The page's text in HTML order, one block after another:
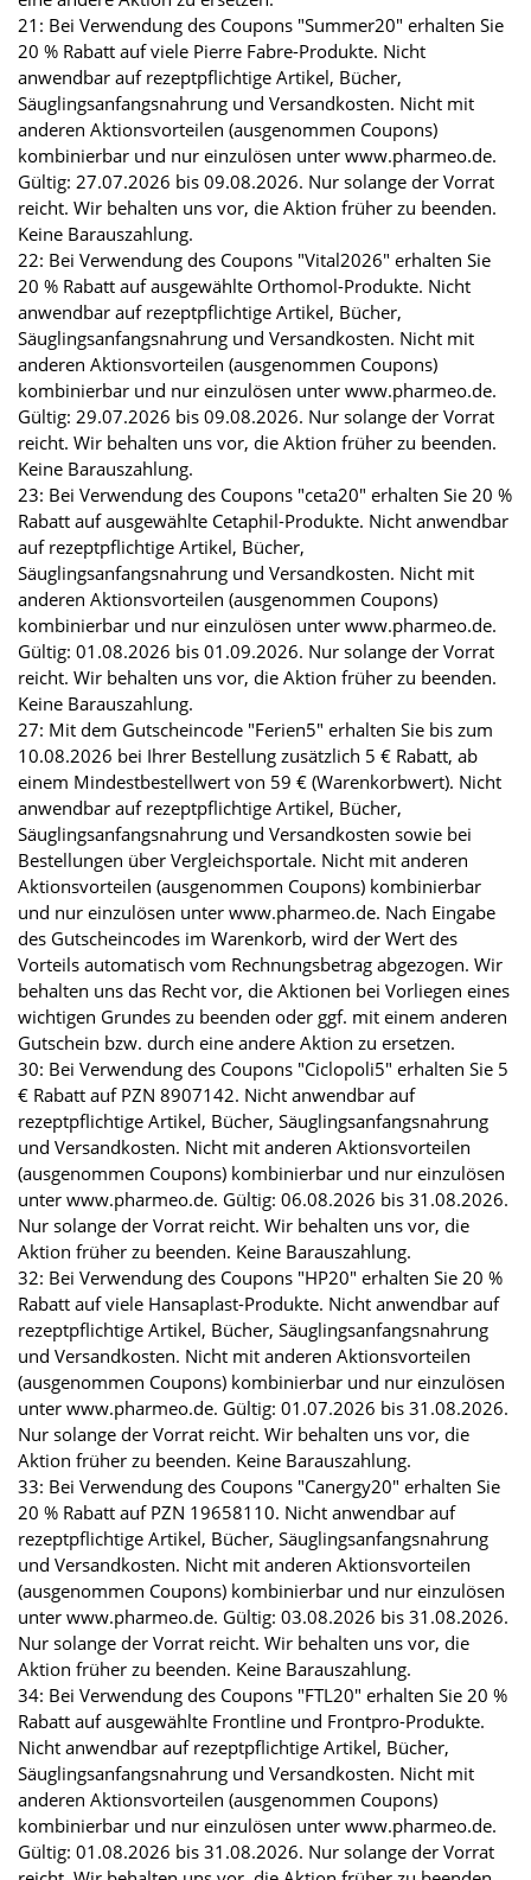
21: Bei Verwendung des Coupons "Summer20" erhalten Sie
20 % Rabatt auf viele Pierre Fabre-Produkte. Nicht
anwendbar auf rezeptpflichtige Artikel, Bücher,
Säuglingsanfangsnahrung und Versandkosten. Nicht mit
anderen Aktionsvorteilen (ausgenommen Coupons)
kombinierbar und nur einzulösen unter www.pharmeo.de.
Gültig: 27.07.2026 bis 09.08.2026. Nur solange der Vorrat
reicht. Wir behalten uns vor, die Aktion früher zu beenden.
Keine Barauszahlung.
22: Bei Verwendung des Coupons "Vital2026" erhalten Sie
20 % Rabatt auf ausgewählte Orthomol-Produkte. Nicht
anwendbar auf rezeptpflichtige Artikel, Bücher,
Säuglingsanfangsnahrung und Versandkosten. Nicht mit
anderen Aktionsvorteilen (ausgenommen Coupons)
kombinierbar und nur einzulösen unter www.pharmeo.de.
Gültig: 29.07.2026 bis 09.08.2026. Nur solange der Vorrat
reicht. Wir behalten uns vor, die Aktion früher zu beenden.
Keine Barauszahlung.
23: Bei Verwendung des Coupons "ceta20" erhalten Sie 20 %
Rabatt auf ausgewählte Cetaphil-Produkte. Nicht anwendbar
auf rezeptpflichtige Artikel, Bücher,
Säuglingsanfangsnahrung und Versandkosten. Nicht mit
anderen Aktionsvorteilen (ausgenommen Coupons)
kombinierbar und nur einzulösen unter www.pharmeo.de.
Gültig: 01.08.2026 bis 01.09.2026. Nur solange der Vorrat
reicht. Wir behalten uns vor, die Aktion früher zu beenden.
Keine Barauszahlung.
27: Mit dem Gutscheincode "Ferien5" erhalten Sie bis zum
10.08.2026 bei Ihrer Bestellung zusätzlich 5 € Rabatt, ab
einem Mindestbestellwert von 59 € (Warenkorbwert). Nicht
anwendbar auf rezeptpflichtige Artikel, Bücher,
Säuglingsanfangsnahrung und Versandkosten sowie bei
Bestellungen über Vergleichsportale. Nicht mit anderen
Aktionsvorteilen (ausgenommen Coupons) kombinierbar
und nur einzulösen unter www.pharmeo.de. Nach Eingabe
des Gutscheincodes im Warenkorb, wird der Wert des
Vorteils automatisch vom Rechnungsbetrag abgezogen. Wir
behalten uns das Recht vor, die Aktionen bei Vorliegen eines
wichtigen Grundes zu beenden oder ggf. mit einem anderen
Gutschein bzw. durch eine andere Aktion zu ersetzen.
30: Bei Verwendung des Coupons "Ciclopoli5" erhalten Sie 5
€ Rabatt auf PZN 8907142. Nicht anwendbar auf
rezeptpflichtige Artikel, Bücher, Säuglingsanfangsnahrung
und Versandkosten. Nicht mit anderen Aktionsvorteilen
(ausgenommen Coupons) kombinierbar und nur einzulösen
unter www.pharmeo.de. Gültig: 06.08.2026 bis 31.08.2026.
Nur solange der Vorrat reicht. Wir behalten uns vor, die
Aktion früher zu beenden. Keine Barauszahlung.
32: Bei Verwendung des Coupons "HP20" erhalten Sie 20 %
Rabatt auf viele Hansaplast-Produkte. Nicht anwendbar auf
rezeptpflichtige Artikel, Bücher, Säuglingsanfangsnahrung
und Versandkosten. Nicht mit anderen Aktionsvorteilen
(ausgenommen Coupons) kombinierbar und nur einzulösen
unter www.pharmeo.de. Gültig: 01.07.2026 bis 31.08.2026.
Nur solange der Vorrat reicht. Wir behalten uns vor, die
Aktion früher zu beenden. Keine Barauszahlung.
33: Bei Verwendung des Coupons "Canergy20" erhalten Sie
20 % Rabatt auf PZN 19658110. Nicht anwendbar auf
rezeptpflichtige Artikel, Bücher, Säuglingsanfangsnahrung
und Versandkosten. Nicht mit anderen Aktionsvorteilen
(ausgenommen Coupons) kombinierbar und nur einzulösen
unter www.pharmeo.de. Gültig: 03.08.2026 bis 31.08.2026.
Nur solange der Vorrat reicht. Wir behalten uns vor, die
Aktion früher zu beenden. Keine Barauszahlung.
34: Bei Verwendung des Coupons "FTL20" erhalten Sie 20 %
Rabatt auf ausgewählte Frontline und Frontpro-Produkte.
Nicht anwendbar auf rezeptpflichtige Artikel, Bücher,
Säuglingsanfangsnahrung und Versandkosten. Nicht mit
anderen Aktionsvorteilen (ausgenommen Coupons)
kombinierbar und nur einzulösen unter www.pharmeo.de.
Gültig: 01.08.2026 bis 31.08.2026. Nur solange der Vorrat